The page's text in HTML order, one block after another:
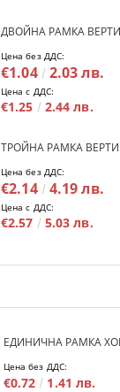
Цена без ДДС:
€1.04 2.03 лв.
Цена с ДДС:
€1.25 2.44 лв.
Цена без ДДС:
€2.14 4.19 лв.
Цена с ДДС:
€2.57 5.03 лв.
Цена без ДДС:
€0.72 1.41 лв.